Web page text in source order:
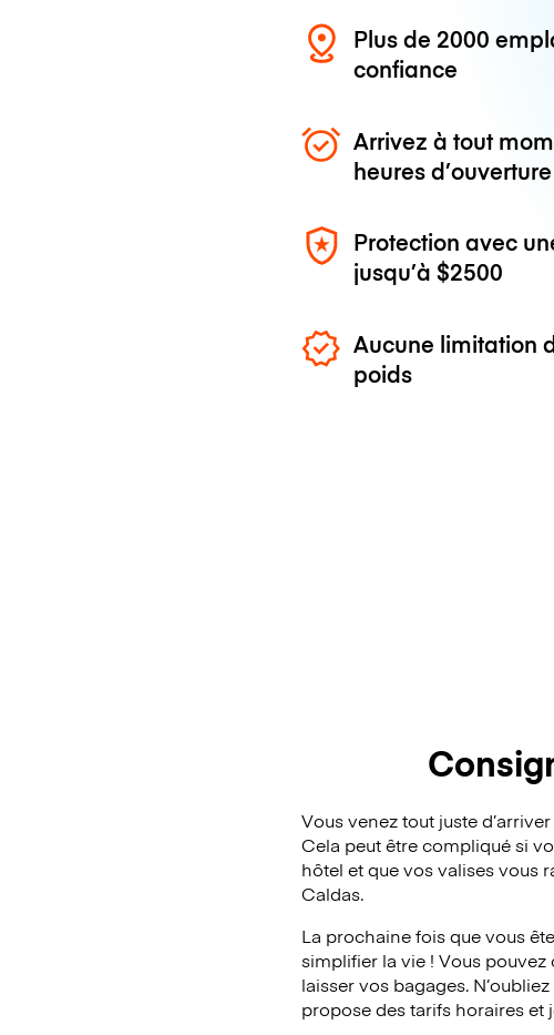
Plus de 2000
confiance
Arrivez à tout
heures d’ouverture
Protection avec
jusqu’à$2500
Aucune limitation
poids
Vous venez tout juste
Cela peut être compliqué si
hôtel et que vos valises vous
Caldas.
La prochaine fois que vous
simplifier la vie ! Vous
laisser vos bagages.
propose des tarifs horaires